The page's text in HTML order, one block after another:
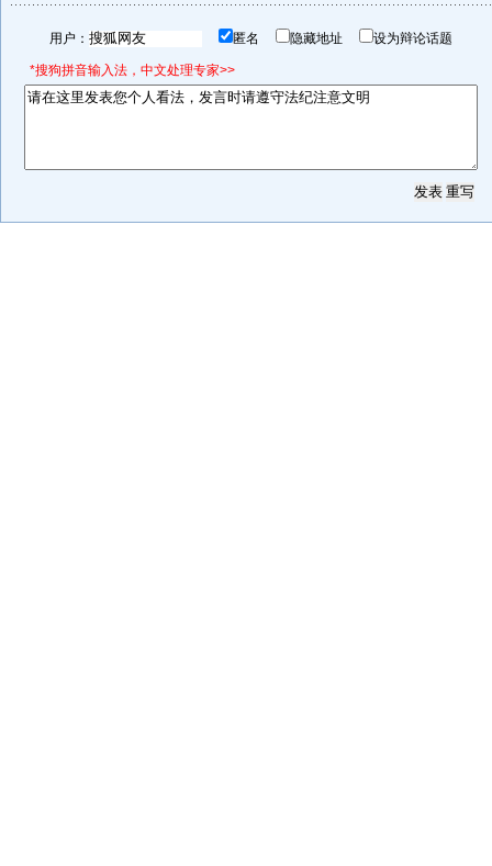
用户： 匿名 隐藏地址 设为辩论话题
*搜狗拼音输入法，中文处理专家>>